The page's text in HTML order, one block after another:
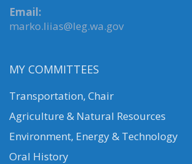
Email:
marko.liias@leg.wa.gov
MY COMMITTEES
Transportation, Chair
Agriculture & Natural Resources
Environment, Energy & Technology
Oral History